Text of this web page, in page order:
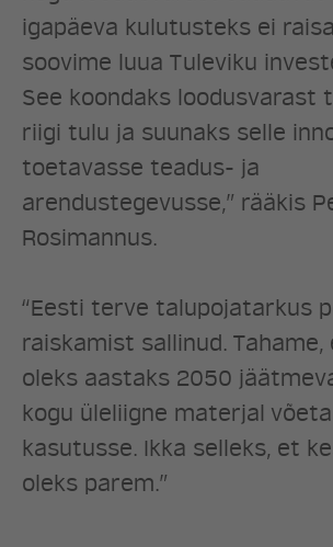
igapäeva kulutusteks ei
soovime luua Tuleviku
See koondaks loodusvarast
riigi tulu ja suunaks selle
toetavasse teadus- ja
arendustegevusse,” rääkis
Rosimannus.
“Eesti terve talupojatarkus
raiskamist sallinud. Tahame,
oleks aastaks 2050
kogu üleliigne materjal
kasutusse. Ikka selleks, et
oleks parem.”